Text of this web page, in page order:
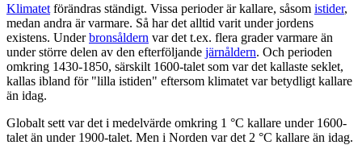
Klimatet förändras ständigt. Vissa perioder är kallare, såsom istider,
medan andra är varmare. Så har det alltid varit under jordens
existens. Underbronsåldern var det t.ex. flera grader varmare än
under större delen av den efterföljande järnåldern. Och perioden
omkring 1430-1850, särskilt 1600-talet som var det kallaste seklet,
kallas ibland för "lilla istiden" eftersom klimatet var betydligt kallare
än idag.
Globalt sett var det i medelvärde omkring 1 °C kallare under 1600-
talet än under 1900-talet. Men i Norden var det 2 °C kallare än idag.